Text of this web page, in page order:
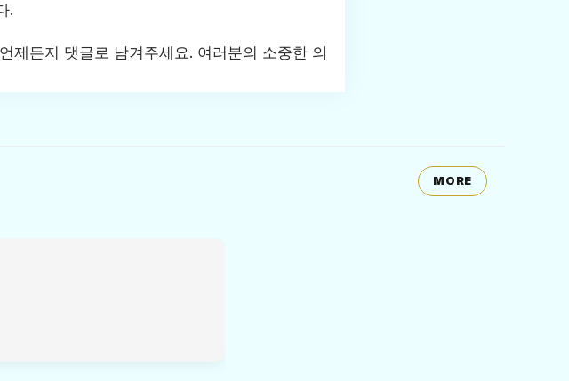
.
제든지 댓글로 남겨주세요. 여러분의 소중한 의
MORE